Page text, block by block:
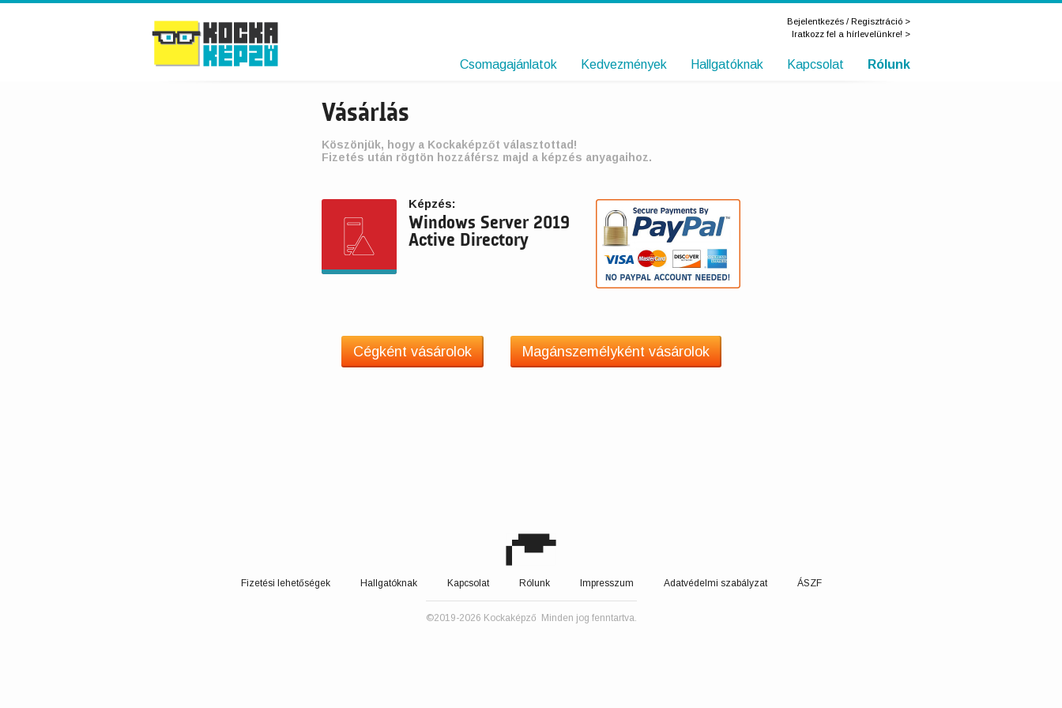
Bejelentkezés / Regisztráció >
Iratkozz fel a hírlevelünkre! >
Csomagajánlatok Kedvezmények Hallgatóknak Kapcsolat Rólunk
Vásárlás
Köszönjük, hogy a Kockaképzőt választottad!
Fizetés után rögtön hozzáférsz majd a képzés anyagaihoz.
Képzés:
Windows Server 2019
Active Directory
Cégként vásárolok Magánszemélyként vásárolok
Fizetési lehetőségek Hallgatóknak Kapcsolat Rólunk Impresszum Adatvédelmi szabályzat ÁSZF
©2019-2026 Kockaképző Minden jog fenntartva.